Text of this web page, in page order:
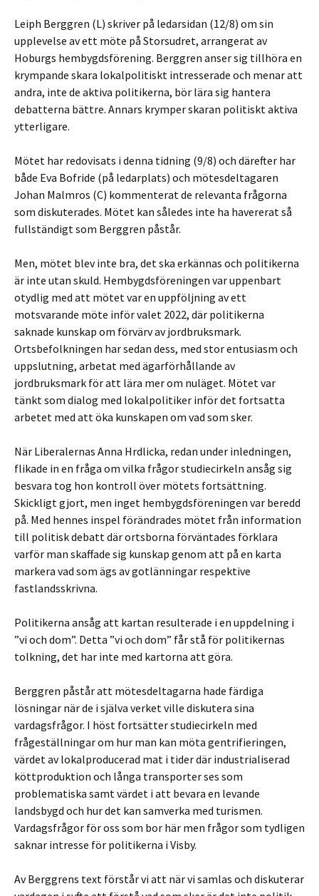
Leiph Berggren (L) skriver på ledarsidan (12/8) om sin
upplevelse av ett möte på Storsudret, arrangerat av
Hoburgs hembygdsförening. Berggren anser sig tillhöra en
krympande skara lokalpolitiskt intresserade och menar att
andra, inte de aktiva politikerna, bör lära sig hantera
debatterna bättre. Annars krymper skaran politiskt aktiva
ytterligare.
Mötet har redovisats i denna tidning (9/8) och därefter har
både Eva Bofride (på ledarplats) och mötesdeltagaren
Johan Malmros (C) kommenterat de relevanta frågorna
som diskuterades. Mötet kan således inte ha havererat så
fullständigt som Berggren påstår.
Men, mötet blev inte bra, det ska erkännas och politikerna
är inte utan skuld. Hembygdsföreningen var uppenbart
otydlig med att mötet var en uppföljning av ett
motsvarande möte inför valet 2022, där politikerna
saknade kunskap om förvärv av jordbruksmark.
Ortsbefolkningen har sedan dess, med stor entusiasm och
uppslutning, arbetat med ägarförhållande av
jordbruksmark för att lära mer om nuläget. Mötet var
tänkt som dialog med lokalpolitiker inför det fortsatta
arbetet med att öka kunskapen om vad som sker.
När Liberalernas Anna Hrdlicka, redan under inledningen,
flikade in en fråga om vilka frågor studiecirkeln ansåg sig
besvara tog hon kontroll över mötets fortsättning.
Skickligt gjort, men inget hembygdsföreningen var beredd
på. Med hennes inspel förändrades mötet från information
till politisk debatt där ortsborna förväntades förklara
varför man skaffade sig kunskap genom att på en karta
markera vad som ägs av gotlänningar respektive
fastlandsskrivna.
Politikerna ansåg att kartan resulterade i en uppdelning i
”vi och dom”. Detta ”vi och dom” får stå för politikernas
tolkning, det har inte med kartorna att göra.
Berggren påstår att mötesdeltagarna hade färdiga
lösningar när de i själva verket ville diskutera sina
vardagsfrågor. I höst fortsätter studiecirkeln med
frågeställningar om hur man kan möta gentrifieringen,
värdet av lokalproducerad mat i tider där industrialiserad
köttproduktion och långa transporter ses som
problematiska samt värdet i att bevara en levande
landsbygd och hur det kan samverka med turismen.
Vardagsfrågor för oss som bor här men frågor som tydligen
saknar intresse för politikerna i Visby.
Av Berggrens text förstår vi att när vi samlas och diskuterar